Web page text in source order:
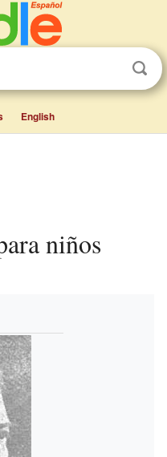
English
niños